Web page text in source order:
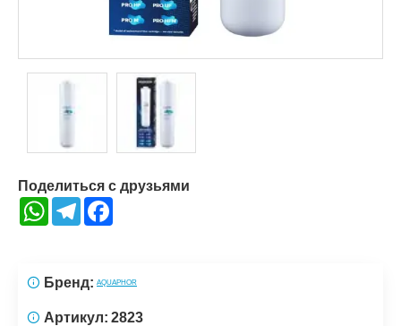
Поделиться с друзьями
WhatsAppTelegram
Бренд: AQUAPHOR
Артикул: 2823